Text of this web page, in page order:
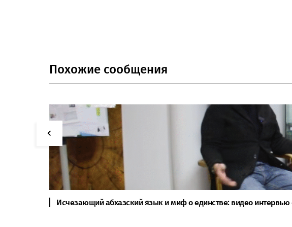
Похожие сообщения
Исчезающий абхазский язык и миф о единстве: видео